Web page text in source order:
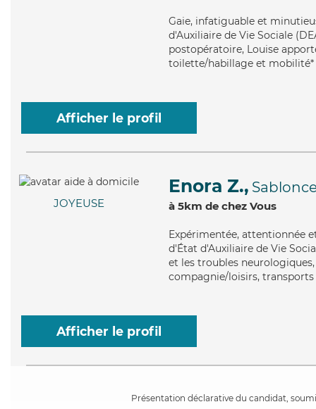
Gaie, infatiguable et
d'Auxiliaire de Vie Sociale
postopératoire, Louise
toilette/habillage et mobilité*
Afficher le profil
JOYEUSE
Enora Z.,
à 5km de chez Vous
Expérimentée, attentionnée
d'État d'Auxiliaire de Vie
et les troubles
compagnie/loisirs,
Afficher le profil
Présentation déclarative du candidat,